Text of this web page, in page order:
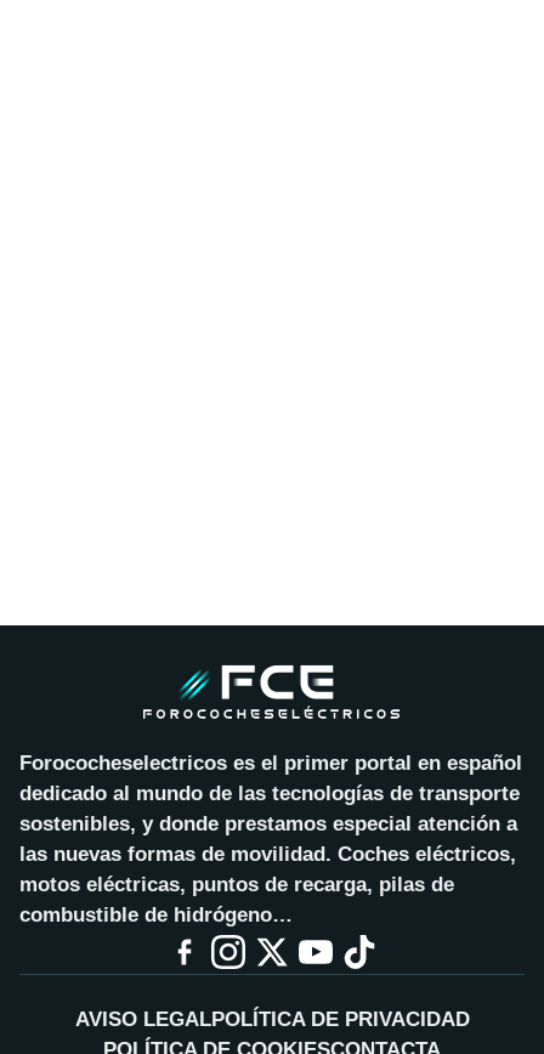
Forococheselectricos es el primer portal en español
dedicado al mundo de las tecnologías de transporte
sostenibles, y donde prestamos especial atención a
las nuevas formas de movilidad. Coches eléctricos,
motos eléctricas, puntos de recarga, pilas de
combustible de hidrógeno…
AVISO LEGALPOLÍTICA DE PRIVACIDAD